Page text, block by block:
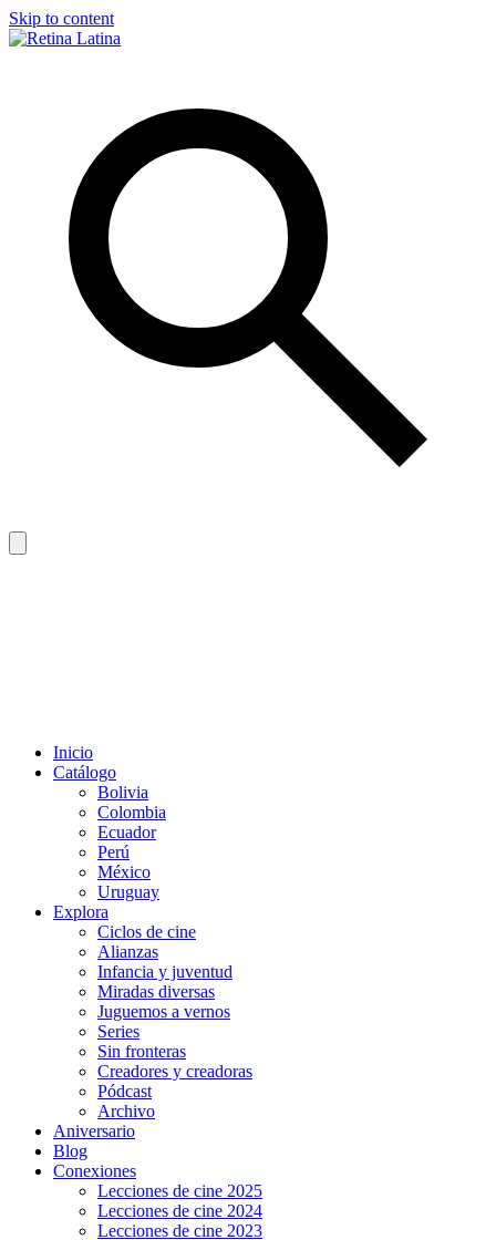
Skip to content
Inicio
Catálogo
Bolivia
Colombia
Ecuador
Perú
México
Uruguay
Explora
Ciclos de cine
Alianzas
Infancia y juventud
Miradas diversas
Juguemos a vernos
Series
Sin fronteras
Creadores y creadoras
Pódcast
Archivo
Aniversario
Blog
Conexiones
Lecciones de cine 2025
Lecciones de cine 2024
Lecciones de cine 2023